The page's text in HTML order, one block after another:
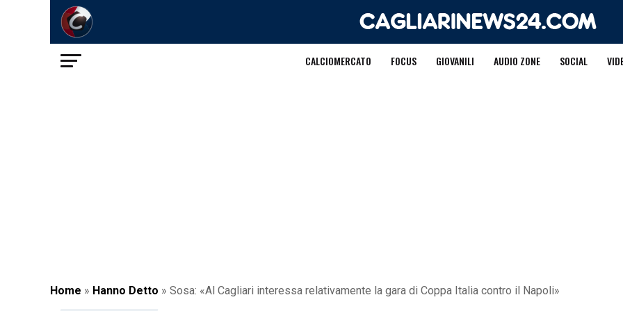
CALCIOMERCATO FOCUS GIOVANILI AUDIO ZONE SOCIAL
Home » Hanno Detto » Sosa: «Al Cagliari interessa relativamente la gara di Coppa Italia contro il Napoli»